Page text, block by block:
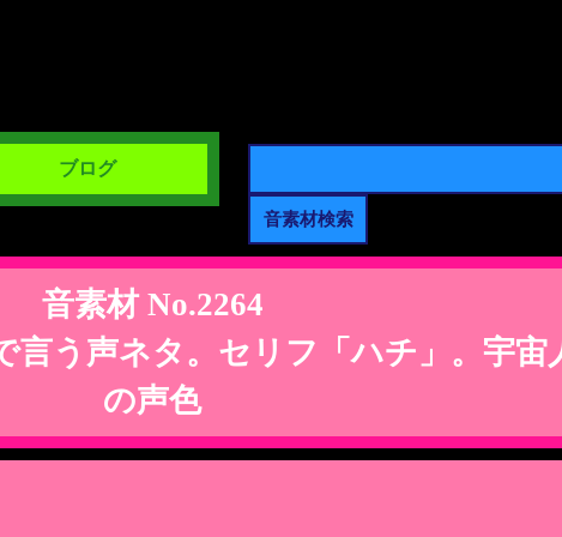
ブログ
音素材 No.2264
言う声ネタ。セリフ「ハチ」。宇宙
の声色